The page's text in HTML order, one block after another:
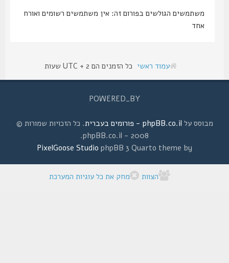
משתמשים הגולשים בפורום זה: אין משתמשים רשומים ואורח
עמוד ראשי כל הזמנים הם UTC + 2 שעות
POWERED_BY
מבוסס עלphpBB.co.il - פורומים בעברית
. כל הזכויות שמורות ©
2008 - phpBB.co.il.
phpBB 3 Quarto theme by
PixelGoose Studio
הצוות מחק את כל עוגיות המערכת